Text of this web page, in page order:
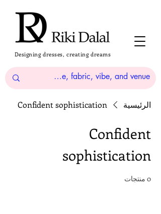
Designing dresses, creating dreams
الرئيسية Confident sophistication
Confident
sophistication
0 منتجات